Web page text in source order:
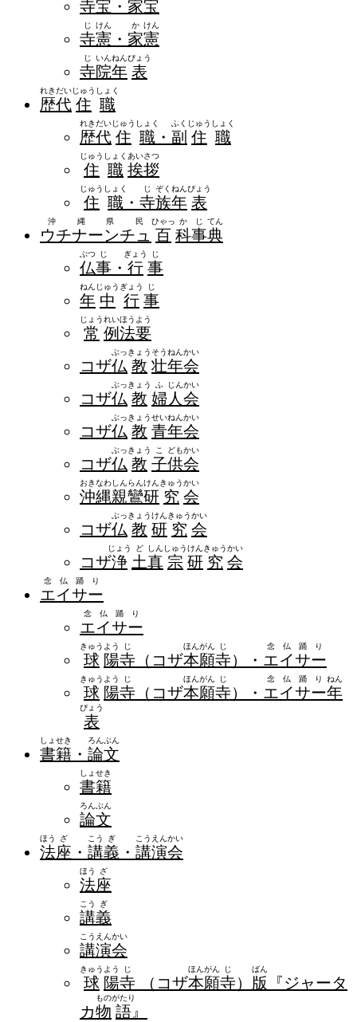
寺宝 ・ 家宝
寺
じ
憲
けん
・ 家
か
憲
けん
寺
じ
院
いん
年
ねん
表
ぴょう
歴
れき
代
だい
住
じゅう
職
しょく
歴
れき
代
だい
住
じゅう
職
しょく
・ 副
ふく
住
じゅう
職
しょく
住
じゅう
職
しょく
挨
あい
拶
さつ
住
じゅう
職
しょく
・ 寺
じ
族
ぞく
年
ねん
表
ぴょう
ウチナーンチュ
沖縄県民
百
ひゃっ
科
か
事
じ
典
てん
仏
ぶつ
事
じ
・ 行
ぎょう
事
じ
年
ねん
中
じゅう
行
ぎょう
事
じ
常
じょう
例
れい
法
ほう
要
よう
コザ仏
ぶっ
教
きょう
壮
そう
年
ねん
会
かい
コザ仏
ぶっ
教
きょう
婦
ふ
人
じん
会
かい
コザ仏
ぶっ
教
きょう
青
せい
年
ねん
会
かい
コザ仏
ぶっ
教
きょう
子
こ
供
ども
会
かい
沖
おき
縄
なわ
親
しん
鸞
らん
研
けん
究
きゅう
会
かい
コザ仏
ぶっ
教
きょう
研
けん
究
きゅう
会
かい
コザ浄
じょう
土
ど
真
しん
宗
しゅう
研
けん
究
きゅう
会
かい
エイサー
念仏踊り
エイサー
念仏踊り
球
きゅう
陽
よう
寺
じ
（コザ本
ほん
願
がん
寺
じ
）・ エイサー
念仏踊り
球
きゅう
陽
よう
寺
じ
（コザ本
ほん
願
がん
寺
じ
）・ エイサー
念仏踊り
年
ねん
表
ぴょう
書
しょ
籍
せき
・ 論
ろん
文
ぶん
書
しょ
籍
せき
論
ろん
文
ぶん
法
ほう
座
ざ
・ 講
こう
義
ぎ
・ 講
こう
演
えん
会
かい
法
ほう
座
ざ
講
こう
義
ぎ
講
こう
演
えん
会
かい
球
きゅう
陽
よう
寺
じ
（コザ本
ほん
願
がん
寺
じ
） 版
ばん
『ジャータ
カ物
もの
語
がたり
』